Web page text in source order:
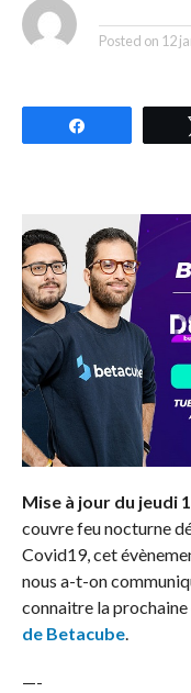
Posted on 12
Mise à jour du jeudi
couvre feu nocturne
Covid19, cet
nous a-t-on
connaitre la
de Betacube.
—-